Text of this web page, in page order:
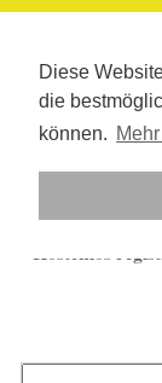
Diese
die
können.
Kostenlos